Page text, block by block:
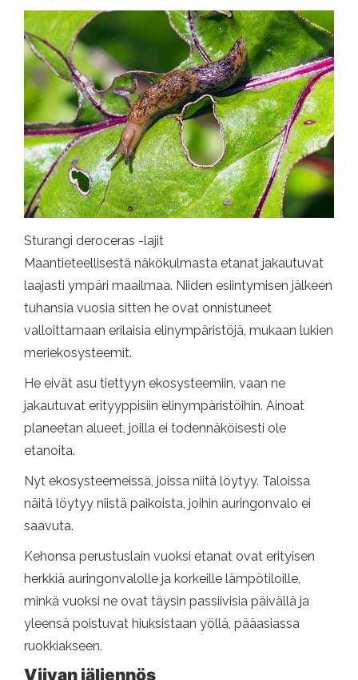
Sturangi deroceras -lajit
Maantieteellisestä näkökulmasta etanat jakautuvat
laajasti ympäri maailmaa. Niiden esiintymisen jälkeen
tuhansia vuosia sitten he ovat onnistuneet
valloittamaan erilaisia ​​elinympäristöjä, mukaan lukien
meriekosysteemit.
He eivät asu tiettyyn ekosysteemiin, vaan ne
jakautuvat erityyppisiin elinympäristöihin. Ainoat
planeetan alueet, joilla ei todennäköisesti ole
etanoita.
Nyt ekosysteemeissä, joissa niitä löytyy. Taloissa
näitä löytyy niistä paikoista, joihin auringonvalo ei
saavuta.
Kehonsa perustuslain vuoksi etanat ovat erityisen
herkkiä auringonvalolle ja korkeille lämpötiloille,
minkä vuoksi ne ovat täysin passiivisia päivällä ja
yleensä poistuvat hiuksistaan ​​yöllä, pääasiassa
ruokkiakseen.
Viivan jäljennös